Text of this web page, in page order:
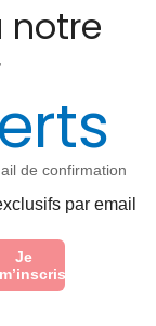
notre
de confirmation
par email
Je
m’inscris